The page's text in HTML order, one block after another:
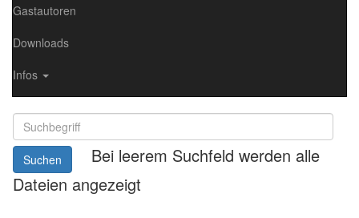
Gastautoren
Downloads
Infos
Suchen
Bei leerem Suchfeld werden alle
Dateien angezeigt